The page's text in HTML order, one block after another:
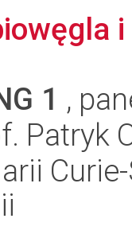
1 ,
Patryk